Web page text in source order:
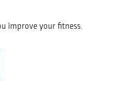
improve your fitness.